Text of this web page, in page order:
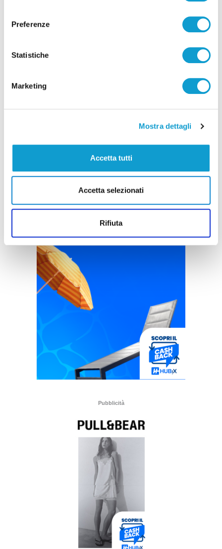
Preferenze
Statistiche
Marketing
Mostra dettagli
Accetta tutti
Accetta selezionati
Rifiuta
Pubblicità